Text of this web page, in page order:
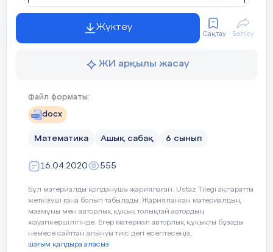
Жүктеу
Сақтау Бөлісу
ЖИ арқылы жасау
Файл форматы:
docx
Математика Ашық сабақ 6 сынып
16.04.2020 555
Бұл материалды қолданушы жариялаған. Ustaz Tilegi ақпаратты
жеткізуші ғана болып табылады. Жарияланған материалдың
мазмұны мен авторлық құқық толықтай автордың
жауапкершілігінде. Егер материал авторлық құқықты бұзады
немесе сайттан алынуы тиіс деп есептесеңіз,
шағым қалдыра аласыз